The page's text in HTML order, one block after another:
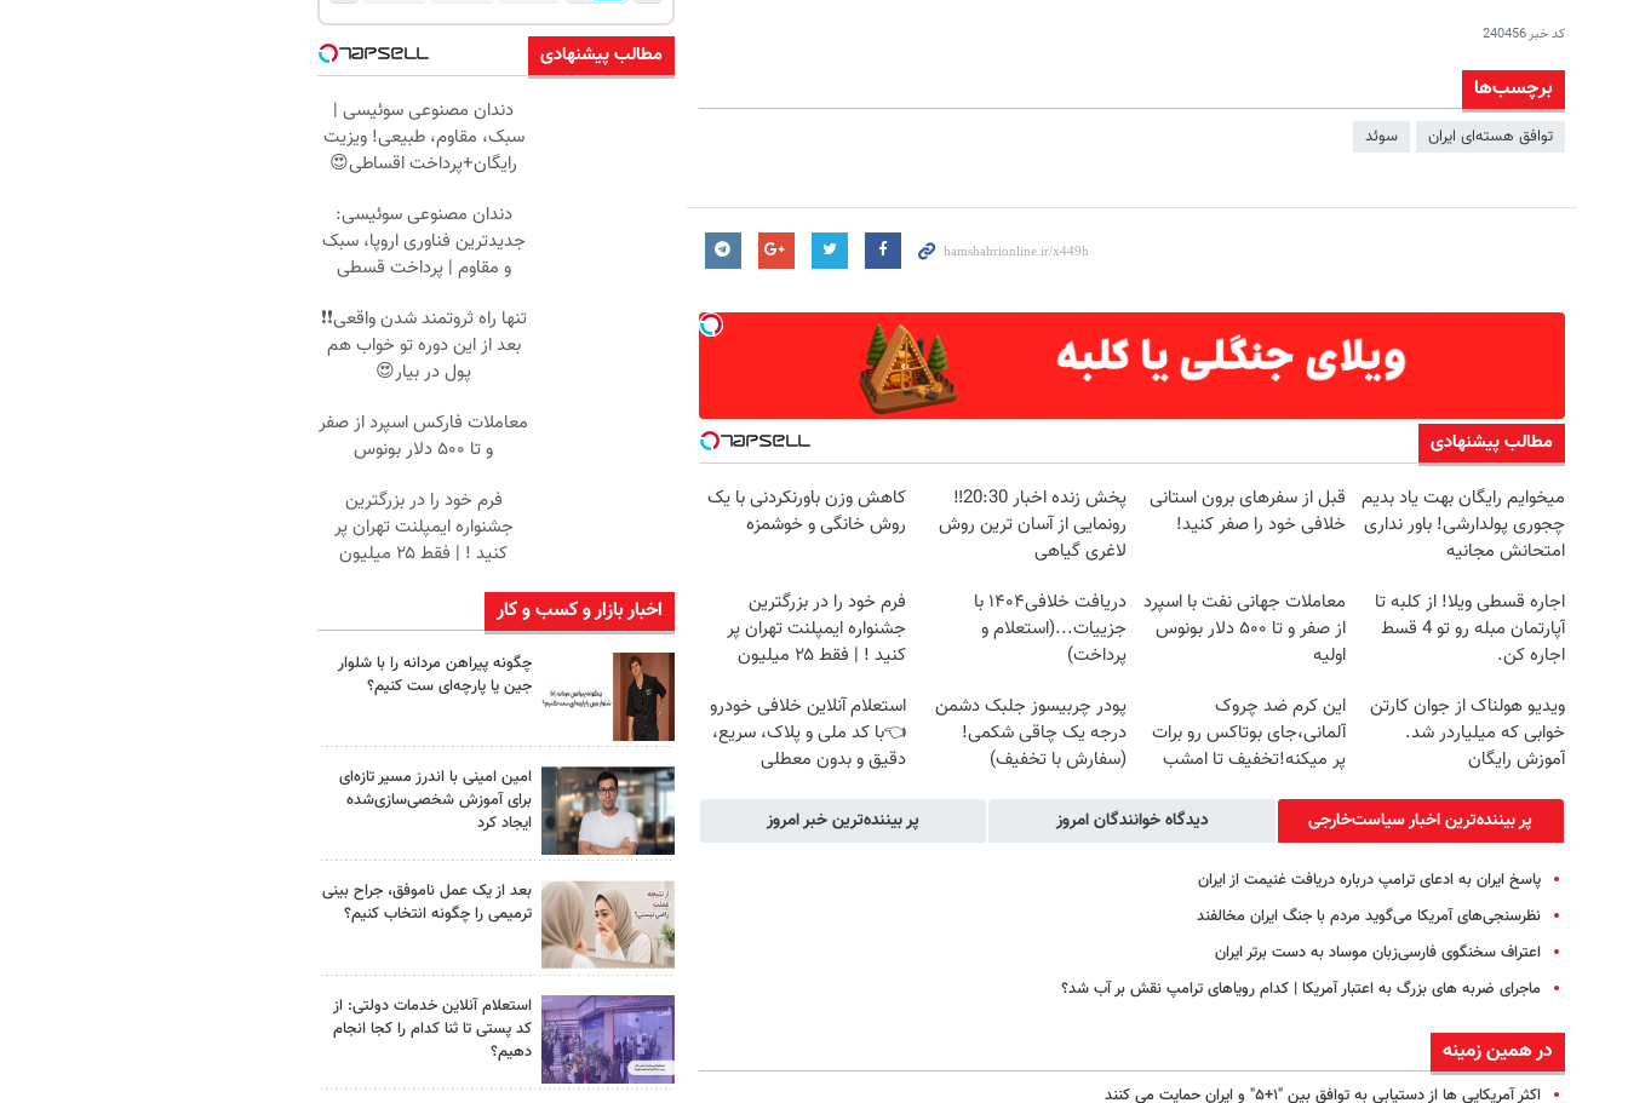
کد خبر240456
برچسب‌ها
توافق هسته‌ای ایران سوئد
مطالب پیشنهادی
میخوایم رایگان بهت یاد بدیم
چجوری پولدارشی! باور نداری
امتحانش مجانیه
قبل از سفرهای برون استانی
خلافی خود را صفر کنید!
پخش زنده اخبار 20:30‼️
رونمایی از آسان ترین روش
لاغری گیاهی
کاهش وزن باورنکردنی با یک
روش خانگی و خوشمزه
اجاره‌ قسطی ویلا! از کلبه تا
آپارتمان مبله رو تو 4 قسط
اجاره کن.
معاملات جهانی نفت با اسپرد
از صفر و تا ۵۰۰ دلار بونوس
اولیه
دریافت خلافی۱۴۰۴ با
جزییات...(استعلام و
پرداخت)
فرم خود را در بزرگترین
جشنواره ایمپلنت تهران پر
کنید ! | فقط ۲۵ میلیون
ویدیو هولناک از جوان کارتن
خوابی که میلیاردر شد.
آموزش رایگان
این کرم ضد چروک
آلمانی،جای بوتاکس رو برات
پر میکنه!تخفیف تا امشب
پودر چربیسوز جلبک دشمن
درجه یک چاقی شکمی!
(سفارش با تخفیف)
استعلام آنلاین خلافی خودرو
👈با کد ملی و پلاک، سریع،
دقیق و بدون معطلی
پر بیننده‌ترین اخبار سیاست‌خارجی دیدگاه خوانندگان امروز پر بیننده‌ترین خبر امروز
پاسخ ایران به ادعای ترامپ درباره دریافت غنیمت از ایران
نظرسنجی‌های آمریکا می‌گوید مردم با جنگ ایران مخالفند
اعتراف سخنگوی فارسی‌زبان موساد به دست برتر ایران
ماجرای ضربه های بزرگ به اعتبار آمریکا | کدام رویاهای ترامپ نقش بر آب شد؟
در همین زمینه
اکثر آمریکایی ها از دستیابی به توافق بین "۱+۵" و ایران حمایت می کنند
مطالب پیشنهادی
دندان مصنوعی سوئیسی |
سبک، مقاوم، طبیعی! ویزیت
رایگان+پرداخت اقساطی😍
دندان مصنوعی سوئیسی:
جدیدترین فناوری اروپا، سبک
و مقاوم | پرداخت قسطی
تنها راه ثروتمند شدن واقعی❗❗
بعد از این دوره تو خواب هم
پول در بیار😍
معاملات فارکس اسپرد از صفر
و تا ۵۰۰ دلار بونوس
فرم خود را در بزرگترین
جشنواره ایمپلنت تهران پر
کنید ! | فقط ۲۵ میلیون
اخبار بازار و کسب و کار
چگونه پیراهن مردانه را با شلوار
جین یا پارچه‌ای ست کنیم؟
امین امینی با اندرز مسیر تازه‌ای
برای آموزش شخصی‌سازی‌شده
ایجاد کرد
بعد از یک عمل ناموفق، جراح بینی
ترمیمی را چگونه انتخاب کنیم؟
استعلام آنلاین خدمات دولتی: از
کد پستی تا ثنا کدام را کجا انجام
دهیم؟